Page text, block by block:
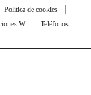
Política de cookies
W
Teléfonos